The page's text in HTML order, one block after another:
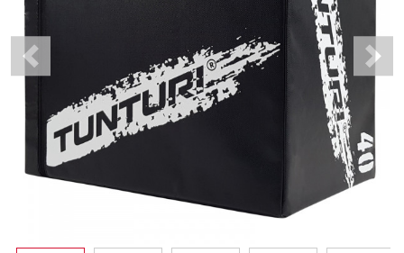
Previous Next